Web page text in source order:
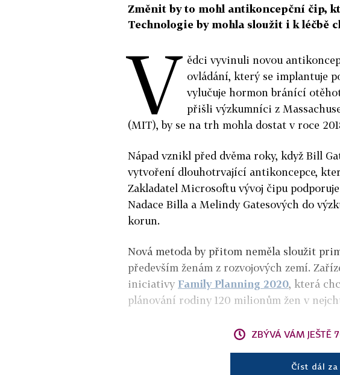
Změnit by to mohl antikoncepční čip,
Technologie by mohla sloužit i k léčbě
V ědci vyvinuli novou
ovládání, který se implantuje
vylučuje hormon bránící
přišli výzkumníci z
(MIT), by se na trh mohla dostat v roce
Nápad vznikl před dvěma roky, když Bill
vytvoření dlouhotrvající antikoncepce,
Zakladatel Microsoftu vývoj čipu
Nadace Billa a Melindy Gatesových do
korun.
Nová metoda by přitom neměla sloužit
především ženám z rozvojových zemí.
iniciativy Family Planning 2020, která
plánování rodiny 120 milionům žen v
ZBÝVÁ VÁM JEŠTĚ
Číst dál za